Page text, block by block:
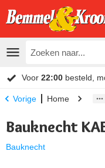
Voor 22:00 besteld,
Vorige Home
Bauknecht
Bauknecht